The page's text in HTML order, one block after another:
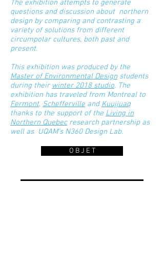
The exhibition attempts to generate
questions and discussion about northern
design by comparing and contrasting a
variety of solutions from different
circumpolar cultures, both past and
present.
This exhibition was produced by the
Master of Environmental Design students
during their winter 2018 studio. The
exhibition has traveled from Montreal to
Fermont, Schefferville and Kuujjuaq
thanks to the support of the Living in
Northern Quebecresearch partnership as
well as UQAM’s N360 Design Lab.
O B J E T